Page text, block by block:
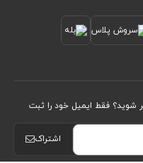
شوید؟ فقط ایمیل خود را ثبت
اشتراک